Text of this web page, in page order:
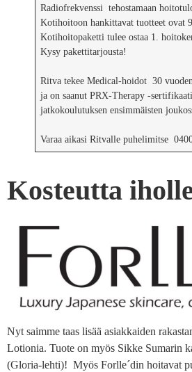
Radiofrekvenssi tehostamaan
Kotihoitoon hankittavat tuotteet ovat
Kotihoitopaketti tulee ostaa 1.
Kysy pakettitarjousta!
Ritva tekee Medical-hoidot 30
ja on saanut PRX-Therapy -
jatkokoulutuksen ensimmäisten
Varaa aikasi Ritvalle puhelimitse
Kosteutta
Nyt saimme taas lisää asiakkaiden
Lotionia. Tuote on myös Sikke Sumarin
(Gloria-lehti)! Myös Forlle´din hoitavat